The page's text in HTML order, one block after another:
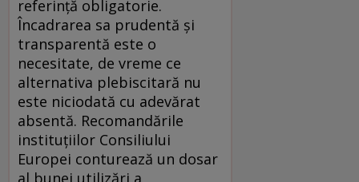
referinţă obligatorie.
Încadrarea sa prudentă şi
transparentă este o
necesitate, de vreme ce
alternativa plebiscitară nu
este niciodată cu adevărat
absentă. Recomandările
instituţiilor Consiliului
Europei conturează un dosar